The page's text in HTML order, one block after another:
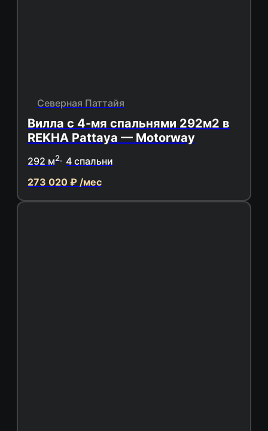
Северная Паттайя
Вилла с 4-мя спальнями 292м2 в
REKHA Pattaya — Motorway
292 м2
4 спальни
273 020 ₽ /мес